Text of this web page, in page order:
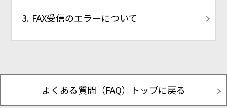
FAX受信のエラーについて
よくある質問（FAQ）トップに戻る